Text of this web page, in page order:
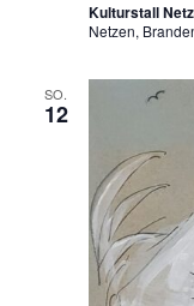
Kulturstall
Netzen,
SO.
12